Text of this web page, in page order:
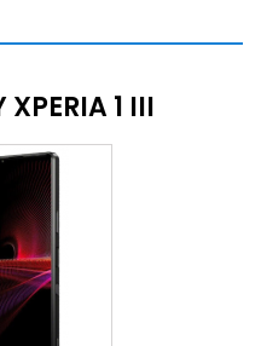
XPERIA 1 III